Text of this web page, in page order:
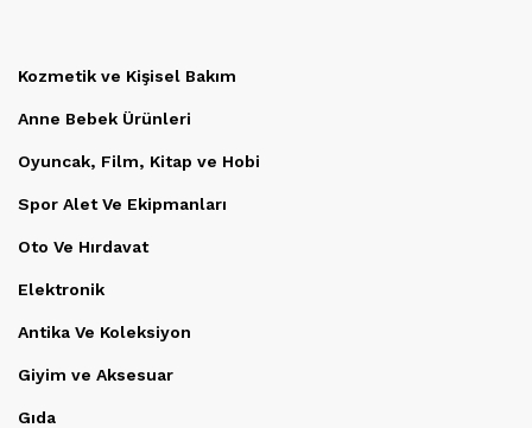
Kozmetik ve Kişisel Bakım
Anne Bebek Ürünleri
Oyuncak, Film, Kitap ve Hobi
Spor Alet Ve Ekipmanları
Oto Ve Hırdavat
Elektronik
Antika Ve Koleksiyon
Giyim ve Aksesuar
Gıda